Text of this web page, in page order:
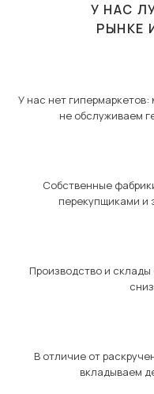
У НАС
РЫНКЕ
У нас нет
не обслуживаем
Собственные
перекупщиками и
Производство и
В отличие от
вкладываем